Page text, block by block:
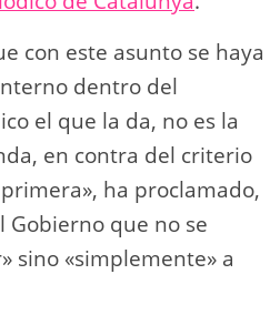
con este asunto se haya
dentro del
el que la da, no es la
en contra del criterio
ha proclamado,
Gobierno que no se
sino «simplemente» a